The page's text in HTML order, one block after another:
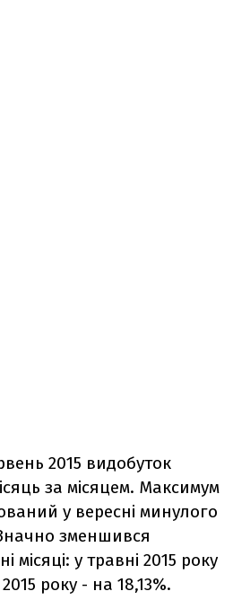
2015 видобуток
за місяцем. Максимум
у вересні минулого
зменшився
місяці: у травні 2015 року
року - на 18,13%.